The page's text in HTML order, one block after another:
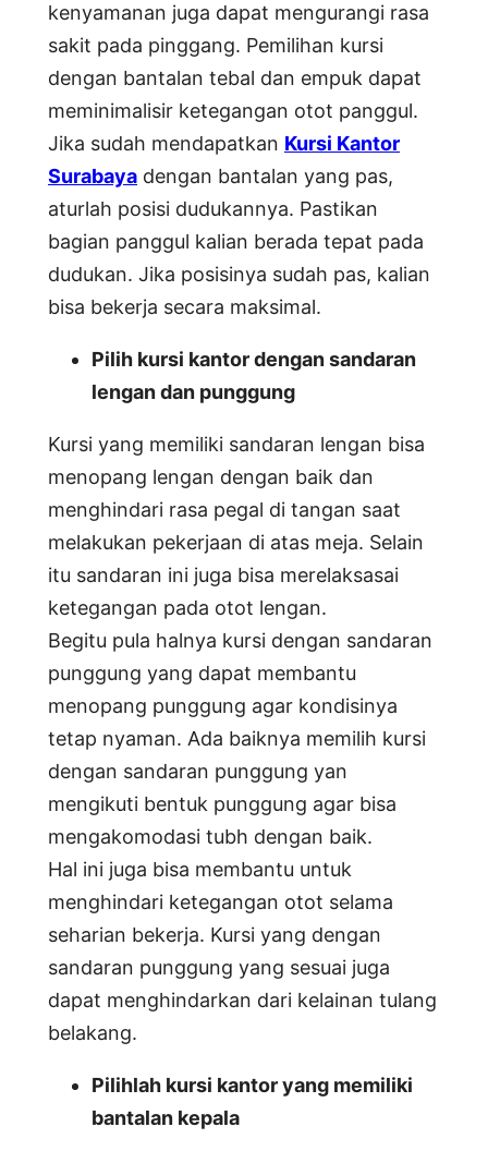
kenyamanan juga dapat mengurangi rasa
sakit pada pinggang. Pemilihan kursi
dengan bantalan tebal dan empuk dapat
meminimalisir ketegangan otot panggul.
Jika sudah mendapatkan Kursi Kantor
Surabaya dengan bantalan yang pas,
aturlah posisi dudukannya. Pastikan
bagian panggul kalian berada tepat pada
dudukan. Jika posisinya sudah pas, kalian
bisa bekerja secara maksimal.
Pilih kursi kantor dengan sandaran
lengan dan punggung
Kursi yang memiliki sandaran lengan bisa
menopang lengan dengan baik dan
menghindari rasa pegal di tangan saat
melakukan pekerjaan di atas meja. Selain
itu sandaran ini juga bisa merelaksasai
ketegangan pada otot lengan.
Begitu pula halnya kursi dengan sandaran
punggung yang dapat membantu
menopang punggung agar kondisinya
tetap nyaman. Ada baiknya memilih kursi
dengan sandaran punggung yan
mengikuti bentuk punggung agar bisa
mengakomodasi tubh dengan baik.
Hal ini juga bisa membantu untuk
menghindari ketegangan otot selama
seharian bekerja. Kursi yang dengan
sandaran punggung yang sesuai juga
dapat menghindarkan dari kelainan tulang
belakang.
Pilihlah kursi kantor yang memiliki
bantalan kepala